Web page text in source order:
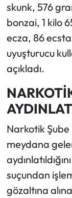
skunk, 576
bonzai, 1 kilo
ecza, 86
uyuşturucu
açıkladı.
Narkotik Şube
meydana
suçundan
gözaltına